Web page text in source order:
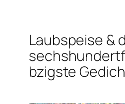
Laubspeise &
bzigste